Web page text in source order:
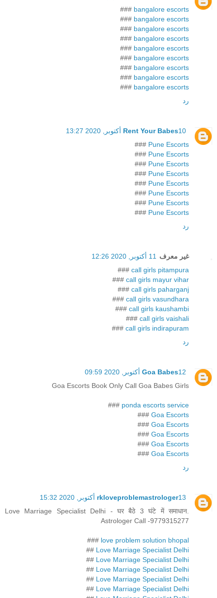
bangalore escorts
###
bangalore escorts
###
bangalore escorts
###
bangalore escorts
###
bangalore escorts
###
bangalore escorts
###
bangalore escorts
###
bangalore escorts
###
bangalore escorts
###
رد
Rent Your Babes10 أكتوبر, 2020 13:27
Pune Escorts
###
Pune Escorts
###
Pune Escorts
###
Pune Escorts
###
Pune Escorts
###
Pune Escorts
###
Pune Escorts
###
Pune Escorts
###
رد
غير معرف
11 أكتوبر, 2020 12:26
call girls pitampura
###
call girls mayur vihar
###
call girls paharganj
###
call girls vasundhara
###
call girls kaushambi
###
call girls vaishali
###
call girls indirapuram
###
رد
Goa Babes12 أكتوبر, 2020 09:59
Goa Escorts Book Only Call Goa Babes Girls
ponda escorts service
###
Goa Escorts
###
Goa Escorts
###
Goa Escorts
###
Goa Escorts
###
Goa Escorts
###
رد
rkloveproblemastrologer13 أكتوبر, 2020 15:32
Love Marriage Specialist Delhi - घर बैठे 3 घंटे में समाधान.
Astrologer Call -9779315277
love problem solution bhopal
###
Love Marriage Specialist Delhi
##
Love Marriage Specialist Delhi
##
Love Marriage Specialist Delhi
##
Love Marriage Specialist Delhi
##
Love Marriage Specialist Delhi
##